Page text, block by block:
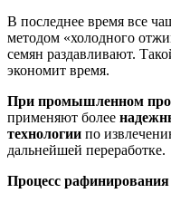
В последнее время все
методом «холодного
семян раздавливают.
экономит время.
При промышленном
применяют более
технологии по
дальнейшей переработке.
Процесс